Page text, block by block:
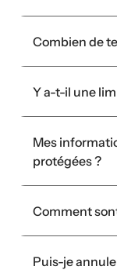
Combien de
Y a-t-il une
Mes
protégées ?
Comment
Puis-je